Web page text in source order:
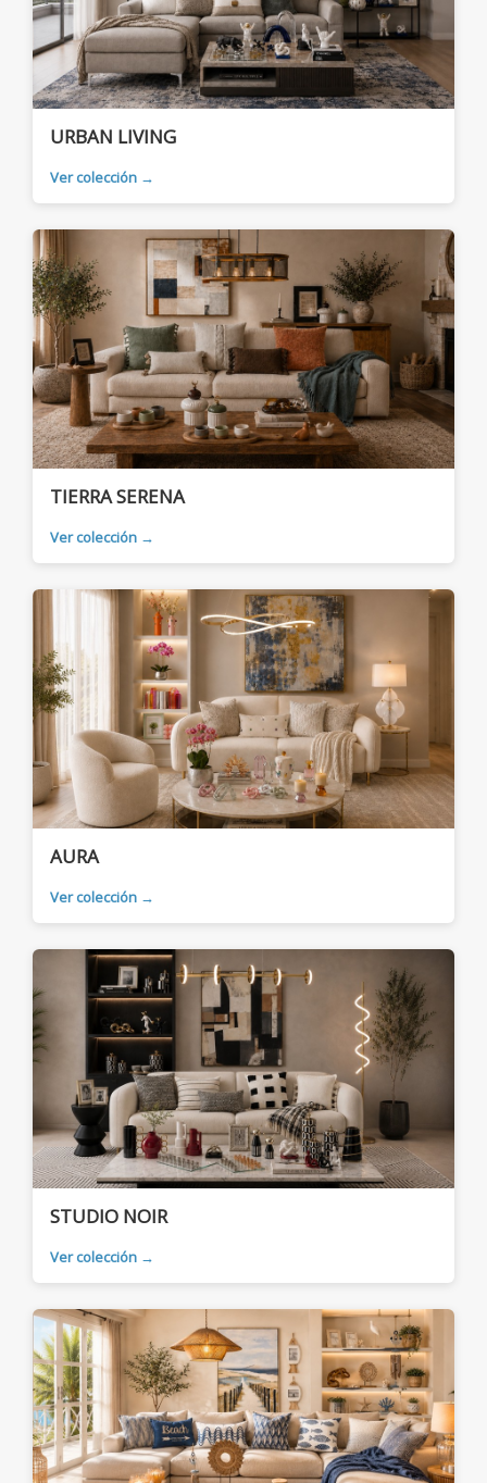
URBAN LIVING
Ver colección →
TIERRA SERENA
Ver colección →
AURA
Ver colección →
STUDIO NOIR
Ver colección →